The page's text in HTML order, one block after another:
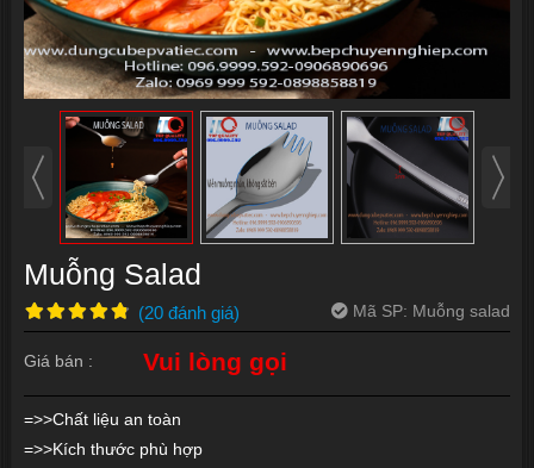
Muỗng Salad
(20 đánh giá) Mã SP: Muỗng salad
Giá bán : Vui lòng gọi
=>>Chất liệu an toàn
=>>Kích thước phù hợp